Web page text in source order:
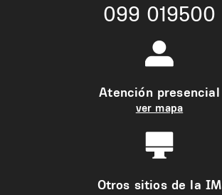
099 019500
Atención presencial
ver mapa
Otros sitios de la IM